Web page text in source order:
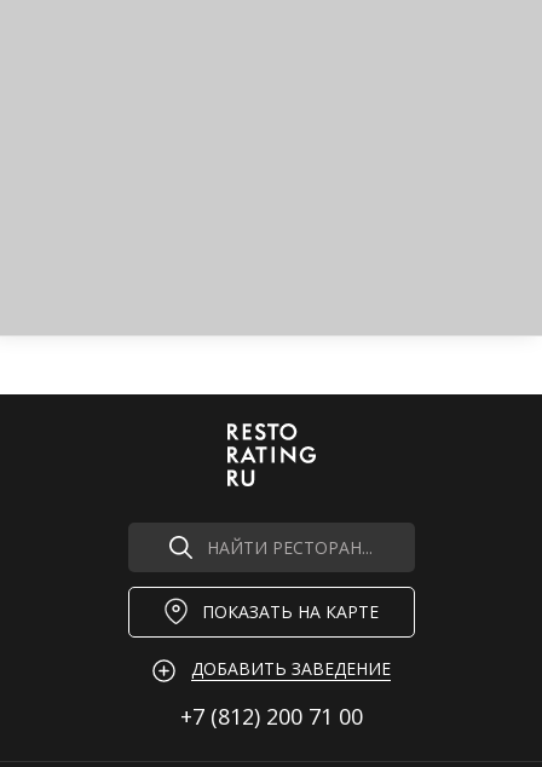
НАЙТИ РЕСТОРАН...
ПОКАЗАТЬ НА КАРТЕ
ДОБАВИТЬ ЗАВЕДЕНИЕ
+7 (812) 200 71 00